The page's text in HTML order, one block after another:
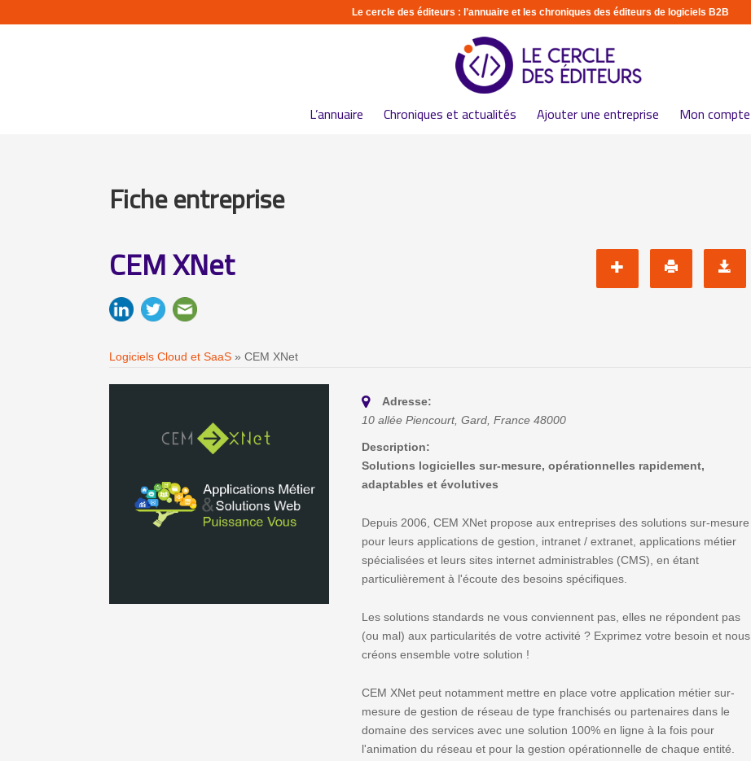
Le cercle des éditeurs : l’annuaire et les chroniques des éditeurs de logiciels B2B
L’annuaire Chroniques et actualités Ajouter une entreprise Mon compte
Fiche entreprise
CEM XNet
Logiciels Cloud et SaaS »CEM XNet
Adresse:
10 allée Piencourt,Gard, France 48000
Description:
Solutions logicielles sur-mesure, opérationnelles rapidement,
adaptables et évolutives
Depuis 2006, CEM XNet propose aux entreprises des solutions sur-mesure
pour leurs applications de gestion, intranet / extranet, applications métier
spécialisées et leurs sites internet administrables (CMS), en étant
particulièrement à l'écoute des besoins spécifiques.
Les solutions standards ne vous conviennent pas, elles ne répondent pas
(ou mal) aux particularités de votre activité ? Exprimez votre besoin et nous
créons ensemble votre solution !
CEM XNet peut notamment mettre en place votre application métier sur-
mesure de gestion de réseau de type franchisés ou partenaires dans le
domaine des services avec une solution 100% en ligne à la fois pour
l'animation du réseau et pour la gestion opérationnelle de chaque entité.